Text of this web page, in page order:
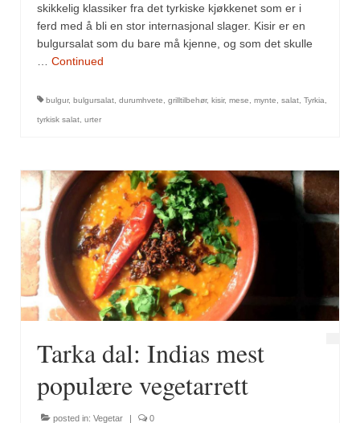
skikkelig klassiker fra det tyrkiske kjøkkenet som er i
ferd med å bli en stor internasjonal slager. Kisir er en
bulgursalat som du bare må kjenne, og som det skulle
Continued
bulgur, bulgursalat durumhvete grilltilbehør, kisir, mese mynte salat Tyrkia
tyrkisk salat urter
Tarka dal: Indias mest
populære vegetarrett
posted in: Vegetar | 0